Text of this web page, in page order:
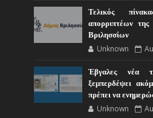
Τελικός
απορριπτέων
Βριλησσίων
Unknown
Έβγαλες νέα
ξεμπερδέψει
πρέπει να
Unknown